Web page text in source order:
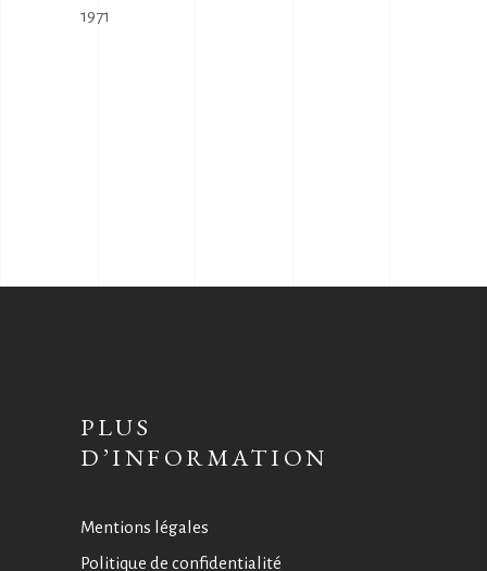
1971
PLUS
D’INFORMATION
Mentions légales
Politique de confidentialité